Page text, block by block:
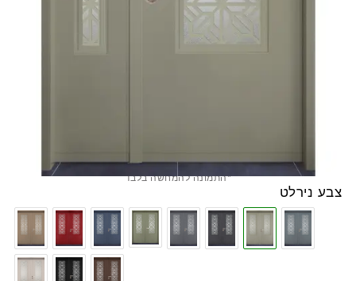
*התמונה להמחשה בלבד
צבע נירלט